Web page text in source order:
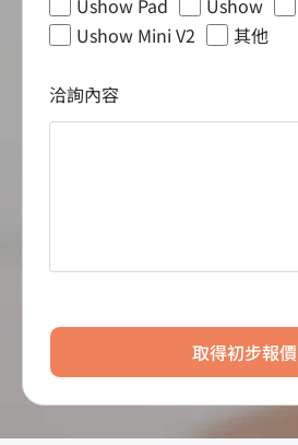
Ushow Pad
Ushow
Ushow Mini V2
其他
洽詢內容
取得初步報價